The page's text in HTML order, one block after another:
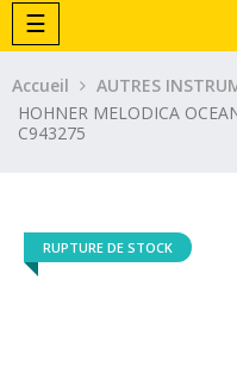
Basculer
la
navigation
☰
Accueil AUTRES
HOHNER MELODICA
C943275
RUPTURE DE STOCK